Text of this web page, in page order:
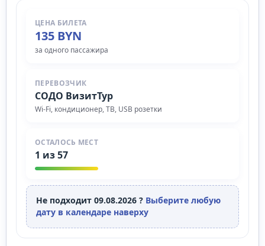
ЦЕНА БИЛЕТА
135 BYN
за одного пассажира
ПЕРЕВОЗЧИК
СОДО ВизитТур
Wi‑Fi, кондиционер, ТВ, USB розетки
ОСТАЛОСЬ МЕСТ
1 из 57
Не подходит 09.08.2026 ? Выберите любую
дату в календаре наверху